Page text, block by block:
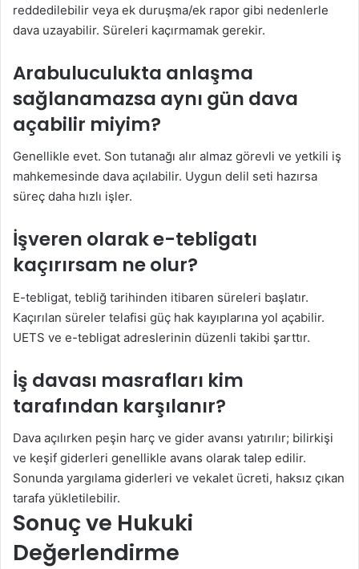
reddedilebilir veya ek duruşma/ek rapor gibi nedenlerle
dava uzayabilir. Süreleri kaçırmamak gerekir.
Arabuluculukta anlaşma
sağlanamazsa aynı gün dava
açabilir miyim?
Genellikle evet. Son tutanağı alır almaz görevli ve yetkili iş
mahkemesinde dava açılabilir. Uygun delil seti hazırsa
süreç daha hızlı işler.
İşveren olarak e-tebligatı
kaçırırsam ne olur?
E-tebligat, tebliğ tarihinden itibaren süreleri başlatır.
Kaçırılan süreler telafisi güç hak kayıplarına yol açabilir.
UETS ve e-tebligat adreslerinin düzenli takibi şarttır.
İş davası masrafları kim
tarafından karşılanır?
Dava açılırken peşin harç ve gider avansı yatırılır; bilirkişi
ve keşif giderleri genellikle avans olarak talep edilir.
Sonunda yargılama giderleri ve vekalet ücreti, haksız çıkan
tarafa yükletilebilir.
Sonuç ve Hukuki
Değerlendirme